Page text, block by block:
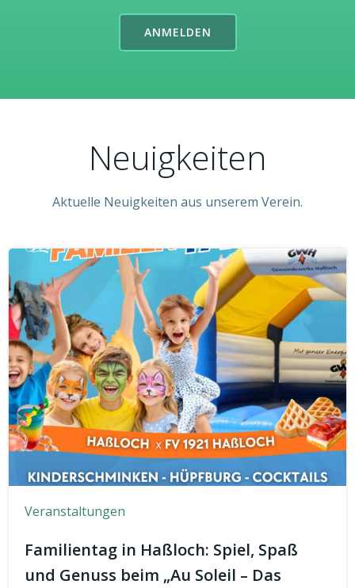
ANMELDEN
Neuigkeiten
Aktuelle Neuigkeiten aus unserem Verein.
Veranstaltungen
Familientag in Haßloch: Spiel, Spaß
und Genuss beim „Au Soleil – Das